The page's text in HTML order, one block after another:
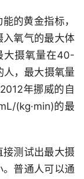
的黄金指标，
氧气的最大体
大摄氧量在40-
人，最大摄氧量
年挪威的自
(kg·min)的最
接测试出最大摄
普通人可以通